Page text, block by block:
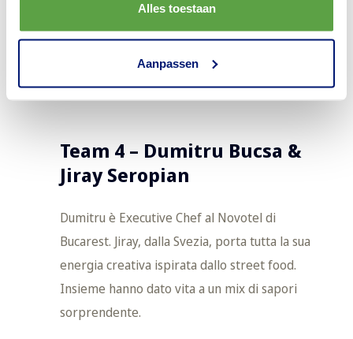
Alles toestaan
Aanpassen
Team 4 – Dumitru Bucsa &
Jiray Seropian
Dumitru è Executive Chef al Novotel di
Bucarest. Jiray, dalla Svezia, porta tutta la sua
energia creativa ispirata dallo street food.
Insieme hanno dato vita a un mix di sapori
sorprendente.